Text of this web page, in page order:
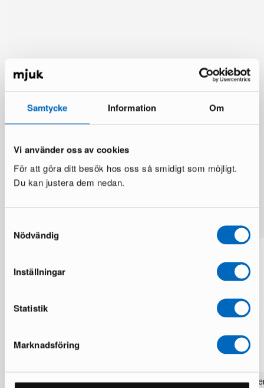
Samtycke Information Om
Vi använder oss av cookies
För att göra ditt besök hos oss så smidigt som möjligt.
Du kan justera dem nedan.
Nödvändig
Inställningar
Statistik
Marknadsföring
Mer från samma märke
Rezas Modern Handmade Mix matta
Pakistan handknotted